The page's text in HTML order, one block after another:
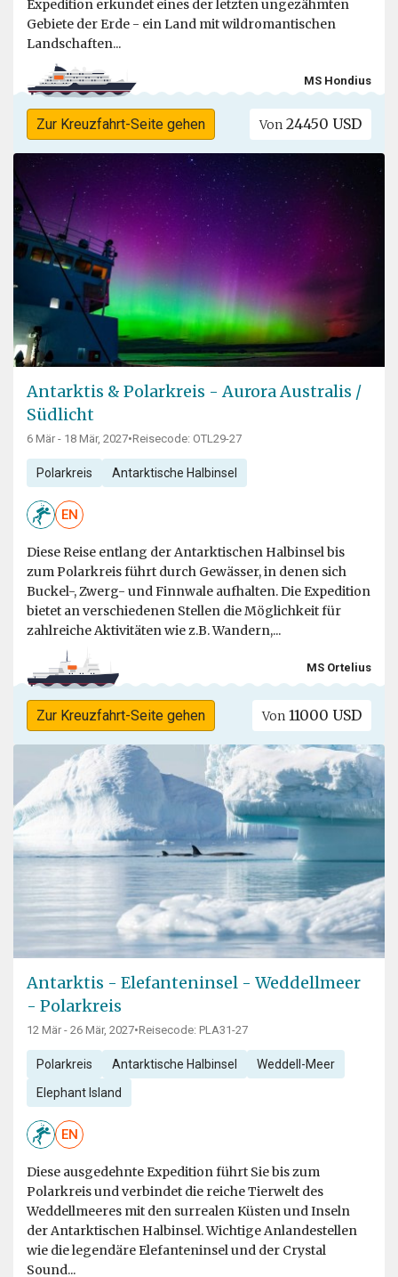
Expedition erkundet eines der letzten ungezähmten
Gebiete der Erde - ein Land mit wildromantischen
Landschaften...
MS Hondius
Zur Kreuzfahrt-Seite gehen Von 24450 USD
Antarktis & Polarkreis - Aurora Australis /
Südlicht
6 Mär - 18 Mär, 2027•Reisecode: OTL29-27
Polarkreis Antarktische Halbinsel
EN
Diese Reise entlang der Antarktischen Halbinsel bis
zum Polarkreis führt durch Gewässer, in denen sich
Buckel-, Zwerg- und Finnwale aufhalten. Die Expedition
bietet an verschiedenen Stellen die Möglichkeit für
zahlreiche Aktivitäten wie z.B. Wandern,...
MS Ortelius
Zur Kreuzfahrt-Seite gehen Von 11000 USD
Antarktis - Elefanteninsel - Weddellmeer
- Polarkreis
12 Mär - 26 Mär, 2027•Reisecode: PLA31-27
Polarkreis Antarktische Halbinsel Weddell-Meer
Elephant Island
EN
Diese ausgedehnte Expedition führt Sie bis zum
Polarkreis und verbindet die reiche Tierwelt des
Weddellmeeres mit den surrealen Küsten und Inseln
der Antarktischen Halbinsel. Wichtige Anlandestellen
wie die legendäre Elefanteninsel und der Crystal
Sound...